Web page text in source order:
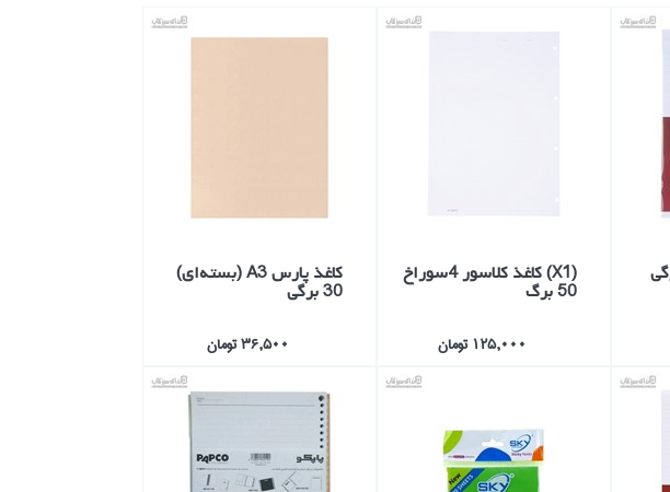
(X1) كاغذ كلاسور 4سوراخ
50 برگ
125,000 تومان
كاغذ پارس A3 (بسته‌اي)
30 برگي
36,500 تومان